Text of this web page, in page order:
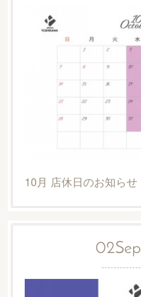
10月 店休日のお知らせ
02Sep